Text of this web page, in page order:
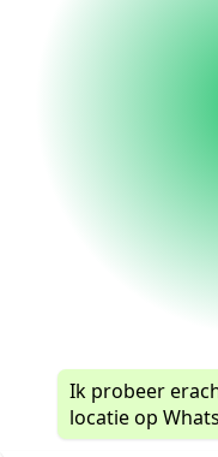
Ik probeer
locatie op